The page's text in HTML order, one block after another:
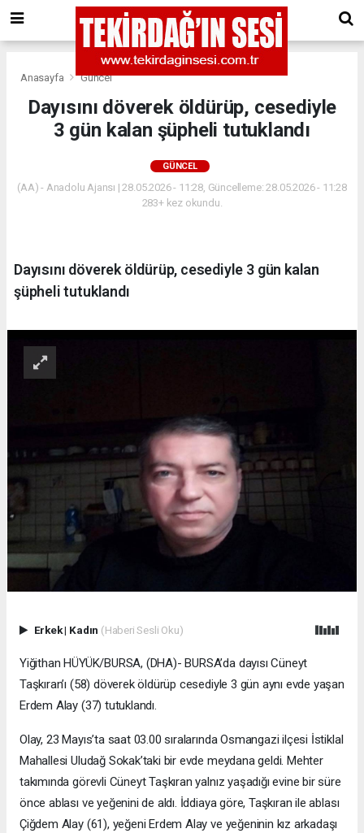
Anasayfa Güncel
Dayısını döverek öldürüp, cesediyle
3 gün kalan şüpheli tutuklandı
GÜNCEL
(AA) - Anadolu Ajansı | 28.05.2026 - 11:28, Güncelleme: 28.05.2026 - 11:28
283+ kez okundu.
Dayısını döverek öldürüp, cesediyle 3 gün kalan
şüpheli tutuklandı
Erkek| Kadın (Haberi Sesli Oku)
Yiğithan HÜYÜK/BURSA, (DHA)- BURSA’da dayısı Cüneyt
Taşkıran’ı (58) döverek öldürüp cesediyle 3 gün aynı evde yaşan
Erdem Alay (37) tutuklandı.
Olay, 23 Mayıs’ta saat 03.00 sıralarında Osmangazi ilçesi İstiklal
Mahallesi Uludağ Sokak’taki bir evde meydana geldi. Mehter
takımında görevli Cüneyt Taşkıran yalnız yaşadığı evine bir süre
önce ablası ve yeğenini de aldı. İddiaya göre, Taşkıran ile ablası
Çiğdem Alay (61), yeğeni Erdem Alay ve yeğeninin kız arkadaşı